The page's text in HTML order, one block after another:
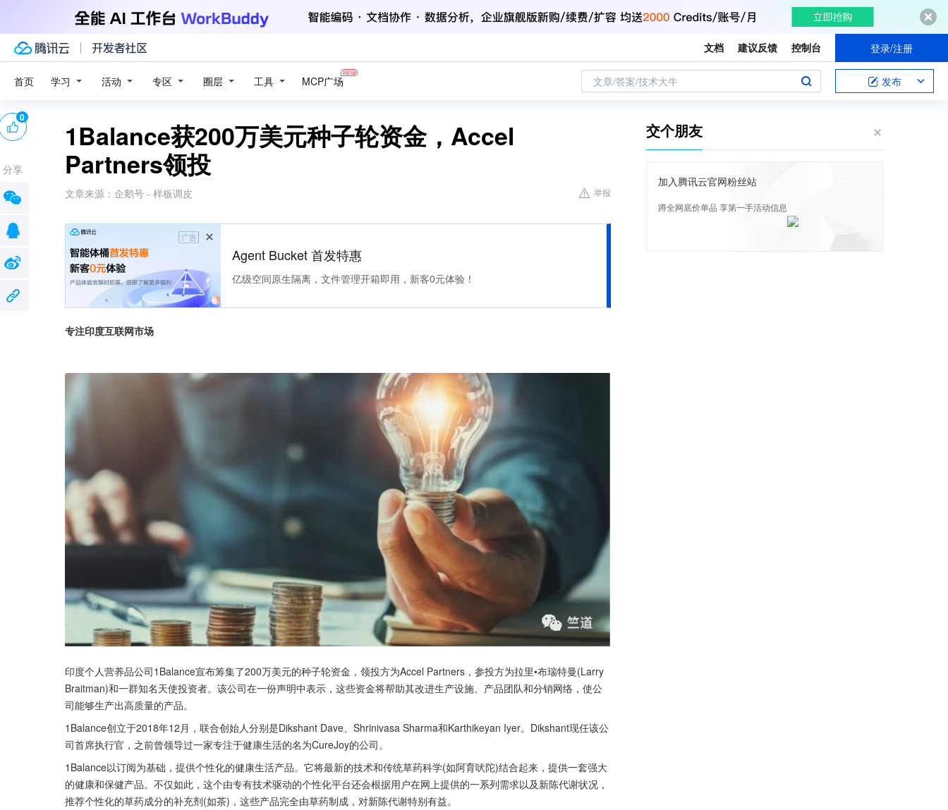
文档 建议反馈 控制台 登录/注册
首页 学习 活动 专区 圈层 工具 MCP广场 文章/答案/技术大牛 发布
1Balance获200万美元种子轮资金，Accel
Partners领投
文章来源： 企鹅号 - 样板调皮 举报
广告
Agent Bucket 首发特惠
亿级空间原生隔离，文件管理开箱即用，新客0元体验！
专注印度互联网市场
印度个人营养品公司1Balance宣布筹集了200万美元的种子轮资金，领投方为Accel Partners，参投方为拉里•布瑞特曼(Larry
Braitman)和一群知名天使投资者。该公司在一份声明中表示，这些资金将帮助其改进生产设施、产品团队和分销网络，使公
司能够生产出高质量的产品。
1Balance创立于2018年12月，联合创始人分别是Dikshant Dave、Shrinivasa Sharma和Karthikeyan Iyer。Dikshant现任该公
司首席执行官，之前曾领导过一家专注于健康生活的名为CureJoy的公司。
1Balance以订阅为基础，提供个性化的健康生活产品。它将最新的技术和传统草药科学(如阿育吠陀)结合起来，提供一套强大
的健康和保健产品。不仅如此，这个由专有技术驱动的个性化平台还会根据用户在网上提供的一系列需求以及新陈代谢状况，
推荐个性化的草药成分的补充剂(如茶)，这些产品完全由草药制成，对新陈代谢特别有益。
0
分享
交个朋友
加入腾讯云官网粉丝站
蹲全网底价单品 享第一手活动信息